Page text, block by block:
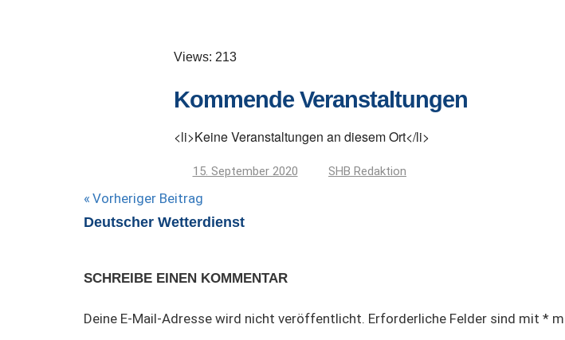
Views: 213
Kommende Veranstaltungen
<li>Keine Veranstaltungen an diesem Ort</li>
15. September 2020 SHB Redaktion
Beitragsnavigation
Vorheriger Beitrag
Deutscher Wetterdienst
SCHREIBE EINEN KOMMENTAR
Deine E-Mail-Adresse wird nicht veröffentlicht. Erforderliche Felder sind mit *